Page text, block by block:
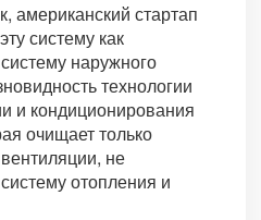
американский стартап
систему как
наружного
технологии
и кондиционирования
очищает только
не
отопления и